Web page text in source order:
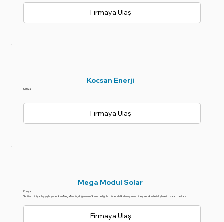
Firmaya Ulaş
Kocsan Enerji
Konya
--
Firmaya Ulaş
Mega Modul Solar
Konya
Yenilikçi bir iş anlayışıyla yola çıkan Mega Modül, doğanın mükemmelliği ile mühendislik deneyimini birleştirerek nitelikli işlere imza atmaktadır.
Firmaya Ulaş